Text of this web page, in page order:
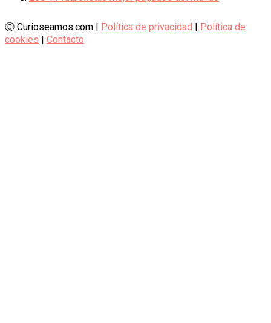
Ⓒ Curioseamos.com | Política de privacidad | Política de
cookies | Contacto